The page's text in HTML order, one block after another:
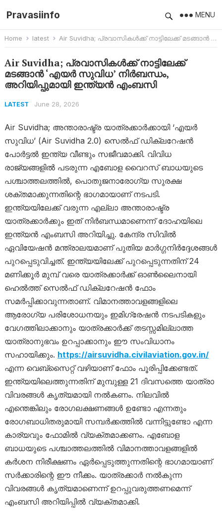
Pravasiinfo MENU
Home latest Air Suvidha; പ്രവാസികൾക്ക് നാട്ടിലേക്ക് മടങ്ങാൻ ‘എയർ സുവിധ’ നിർബന്ധം, അറിയിപ്പുമായി ഇന്ത്യൻ എംബസി
Air Suvidha; പ്രവാസികൾക്ക് നാട്ടിലേക്ക്
മടങ്ങാൻ ‘എയർ സുവിധ’ നിർബന്ധം,
അറിയിപ്പുമായി ഇന്ത്യൻ എംബസി
LATEST June 28, 2026
Air Suvidha; അന്താരാഷ്ട്ര യാത്രക്കാർക്കായി ‘എയർ
സുവിധ’ (Air Suvidha 2.0) സെൽഫ് ഡിക്ലറേഷൻ
പോർട്ടൽ ഇന്ത്യ വീണ്ടും സജീവമാക്കി. വിവിധ
രാജ്യങ്ങളിൽ പടരുന്ന എബോള വൈറസ് ബാധയുടെ
പശ്ചാത്തലത്തിൽ, പൊതുജനാരോഗ്യ സുരക്ഷ
ശക്തമാക്കുന്നതിന്റെ ഭാഗമായാണ് നടപടി.
ഇന്ത്യയിലേക്ക് വരുന്ന എല്ലാ അന്താരാഷ്ട്ര
യാത്രക്കാർക്കും ഇത് നിർബന്ധമാണെന്ന് ദോഹയിലെ
ഇന്ത്യൻ എംബസി അറിയിച്ചു. കേന്ദ്ര സിവിൽ
ഏവിയേഷൻ മന്ത്രാലയമാണ് പുതിയ മാർഗ്ഗനിർദ്ദേശങ്ങൾ
പുറപ്പെടുവിച്ചത്. ഇന്ത്യയിലേക്ക് പുറപ്പെടുന്നതിന് 24
മണിക്കൂർ മുമ്പ് വരെ യാത്രക്കാർക്ക് ഓൺലൈനായി
ഹെൽത്ത് സെൽഫ് ഡിക്ലറേഷൻ ഫോം
സമർപ്പിക്കാവുന്നതാണ്. വിമാനത്താവളങ്ങളിലെ
ആരോഗ്യ പരിശോധനയും ഇമിഗ്രേഷൻ നടപടികളും
വേഗത്തിലാക്കാനും യാത്രക്കാർക്ക് തടസ്സമില്ലാത്ത
യാത്രാനുഭവം ഉറപ്പാക്കാനും ഈ സംവിധാനം
സഹായിക്കും. https://airsuvidha.civilaviation.gov.in/
എന്ന വെബ്സൈറ്റ് വഴിയാണ് ഫോം പൂരിപ്പിക്കേണ്ടത്.
ഇന്ത്യയിലെത്തുന്നതിന് മുമ്പുള്ള 21 ദിവസത്തെ യാത്രാ
വിവരങ്ങൾ കൃത്യമായി നൽകണം. നിലവിൽ
എന്തെങ്കിലും രോഗലക്ഷണങ്ങൾ ഉണ്ടോ എന്നതും
രോഗബാധിതരുമായി സമ്പർക്കത്തിൽ വന്നിട്ടുണ്ടോ എന്ന
കാര്യവും ഫോമിൽ വ്യക്തമാക്കണം. എബോള
ബാധയുടെ പശ്ചാത്തലത്തിൽ വിമാനത്താവളങ്ങളിൽ
കർശന നിരീക്ഷണം ഏർപ്പെടുത്തുന്നതിന്റെ ഭാഗമായാണ്
സർക്കാരിന്റെ ഈ നീക്കം. യാത്രക്കാർ നൽകുന്ന
വിവരങ്ങൾ കൃത്യമാണെന്ന് ഉറപ്പുവരുത്തണമെന്ന്
എംബസി അറിയിപ്പിൽ വ്യക്തമാക്കി.